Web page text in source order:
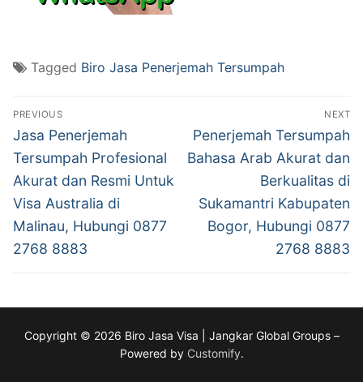
Tagged Biro Jasa Penerjemah Tersumpah
Post
navigation
PREVIOUS
Previous
post:
Jasa Penerjemah
Tersumpah Profesional
Akurat dan Resmi Untuk
Visa Australia di
Malinau, Hubungi 0877
2768 8883
NEXT
Next
post:
Penerjemah Tersumpah
Bahasa Arab Akurat dan
Berkualitas di
Sukamantri Kabupaten
Bogor, Hubungi 0877
2768 8883
Copyright © 2026 Biro Jasa Visa | Jangkar Global Groups –
Powered by Customify.